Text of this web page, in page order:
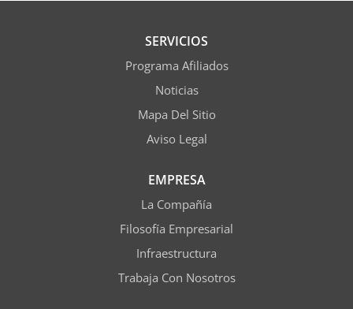
SERVICIOS
Programa Afiliados
Noticias
Mapa Del Sitio
Aviso Legal
EMPRESA
La Compañía
Filosofía Empresarial
Infraestructura
Trabaja Con Nosotros